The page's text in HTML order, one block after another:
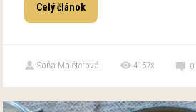
Celý článok
Soňa Maléterová 4157x 0